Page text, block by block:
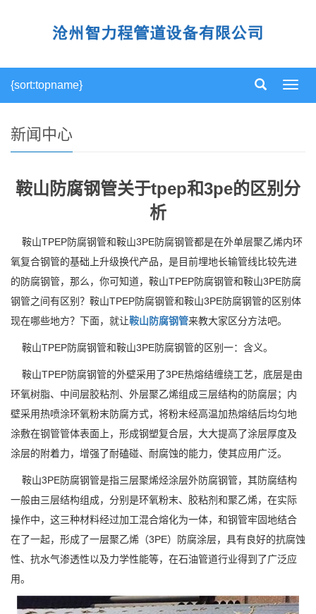
导
{sort:topname}
新闻中心
鞍山防腐钢管关于tpep和3pe的区别分
析
鞍山TPEP防腐钢管和鞍山3PE防腐钢管都是在外单层聚乙烯内环
氧复合钢管的基础上升级换代产品，是目前埋地长输管线比较先进
的防腐钢管，那么，你可知道，鞍山TPEP防腐钢管和鞍山3PE防腐
钢管之间有区别？鞍山TPEP防腐钢管和鞍山3PE防腐钢管的区别体
现在哪些地方？下面，就让鞍山防腐钢管来教大家区分方法吧。
鞍山TPEP防腐钢管和鞍山3PE防腐钢管的区别一：含义。
鞍山TPEP防腐钢管的外壁采用了3PE热熔结缠绕工艺，底层是由
环氧树脂、中间层胶粘剂、外层聚乙烯组成三层结构的防腐层；内
壁采用热喷涂环氧粉末防腐方式，将粉末经高温加热熔结后均匀地
涂敷在钢管管体表面上，形成钢塑复合层，大大提高了涂层厚度及
涂层的附着力，增强了耐磕碰、耐腐蚀的能力，使其应用广泛。
鞍山3PE防腐钢管是指三层聚烯烃涂层外防腐钢管，其防腐结构
一般由三层结构组成，分别是环氧粉末、胶粘剂和聚乙烯，在实际
操作中，这三种材料经过加工混合熔化为一体，和钢管牢固地结合
在了一起，形成了一层聚乙烯（3PE）防腐涂层，具有良好的抗腐蚀
性、抗水气渗透性以及力学性能等，在石油管道行业得到了广泛应
用。